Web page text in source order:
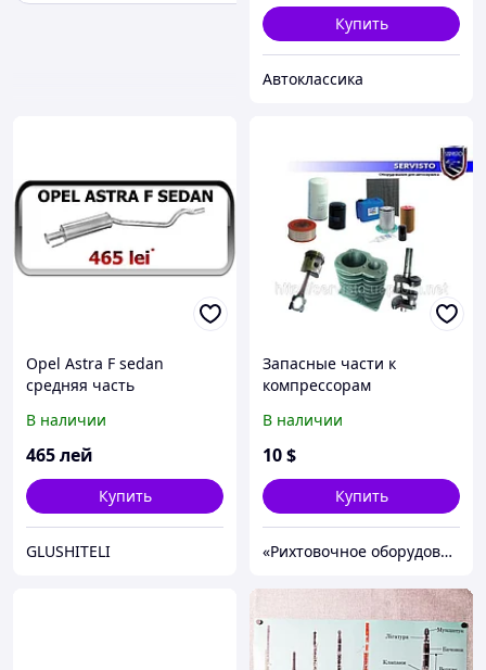
Купить
Автоклассика
Opel Astra F sedan
средняя часть
В наличии
465лей
Купить
GLUSHITELI
Запасные части к
компрессорам
В наличии
10$
Купить
«Рихтовочное оборудование»